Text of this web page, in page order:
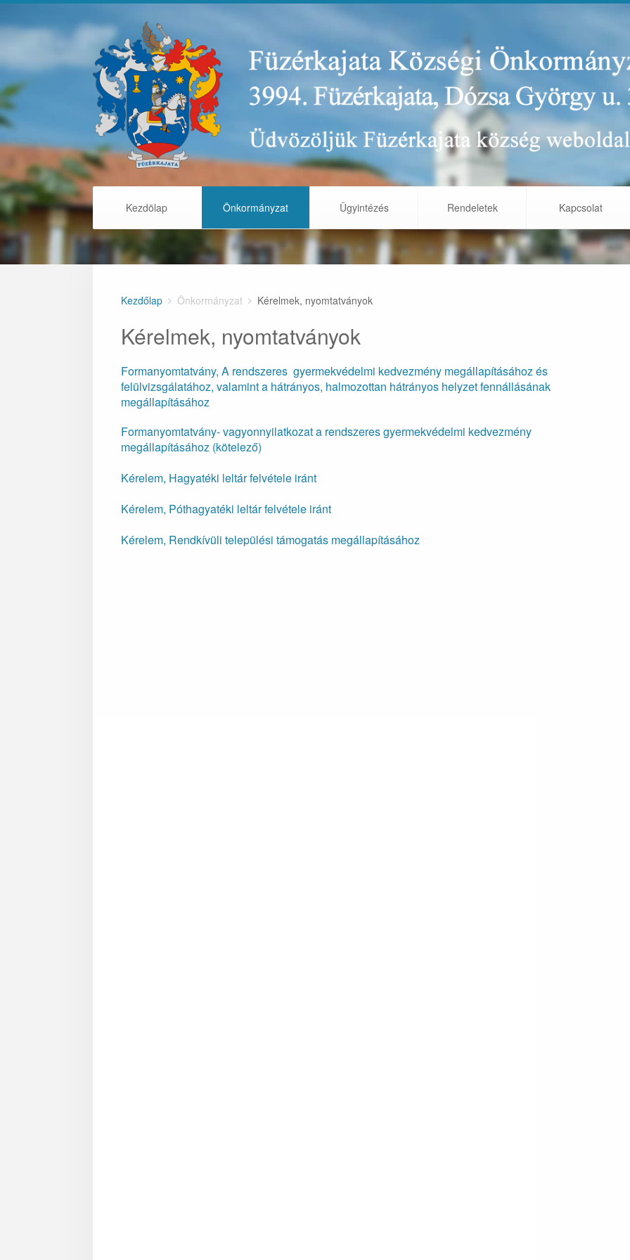
Kezdölap Önkormányzat Ügyintézés Rendeletek Kapcsolat
Kezdőlap Önkormányzat Kérelmek, nyomtatványok
Kérelmek, nyomtatványok
Formanyomtatvány, A rendszeres gyermekvédelmi kedvezmény megállapításához és
felülvizsgálatához, valamint a hátrányos, halmozottan hátrányos helyzet fennállásának
megállapításához
Formanyomtatvány- vagyonnyilatkozat a rendszeres gyermekvédelmi kedvezmény
megállapításához (kötelező)
Kérelem, Hagyatéki leltár felvétele iránt
Kérelem, Póthagyatéki leltár felvétele iránt
Kérelem, Rendkívüli települési támogatás megállapításához